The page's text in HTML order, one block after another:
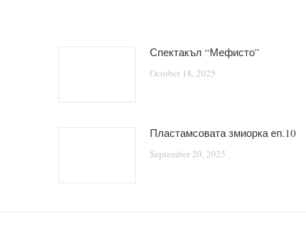
Спектакъл “Мефисто”
October 18, 2025
Пластамсовата змиорка еп.10
September 20, 2025